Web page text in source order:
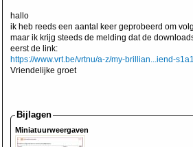
hallo
ik heb reeds een aantal keer geprobeerd om
maar ik krijg steeds de melding dat de
eerst de link:
https://www.vrt.be/vrtnu/a-z/my-brillian...iend-
Vriendelijke groet
Bijlagen
Miniatuurweergaven